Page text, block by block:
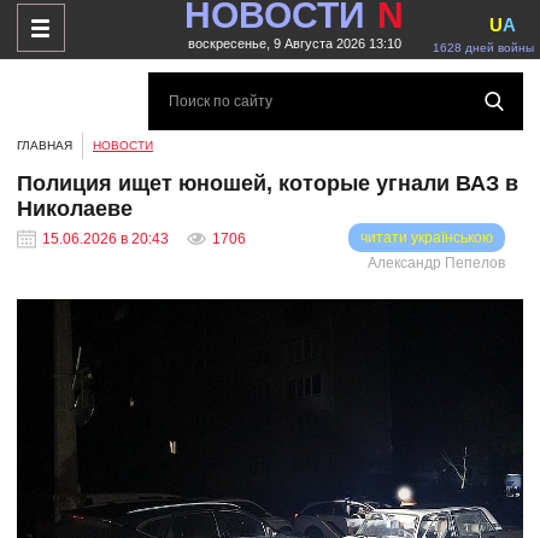
НОВОСТИ N
воскресенье, 9 Августа 2026 13:10 1628 дней войны
UA
ГЛАВНАЯ НОВОСТИ
Полиция ищет юношей, которые угнали ВАЗ в
Николаеве
15.06.2026 в 20:43 1706
читати українською
Александр Пепелов